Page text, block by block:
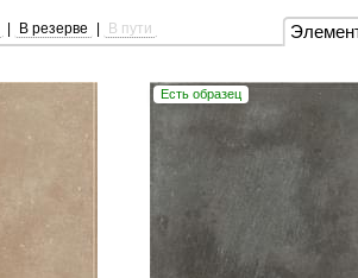
В резерве В пути
Есть образец